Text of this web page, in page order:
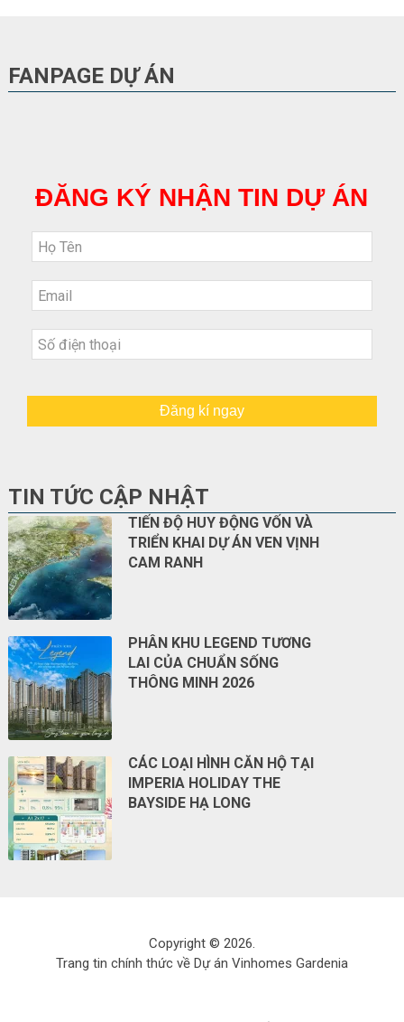
FANPAGE DỰ ÁN
ĐĂNG KÝ NHẬN TIN DỰ ÁN
Đăng kí ngay
TIN TỨC CẬP NHẬT
TIẾN ĐỘ HUY ĐỘNG VỐN VÀ
TRIỂN KHAI DỰ ÁN VEN VỊNH
CAM RANH
PHÂN KHU LEGEND TƯƠNG
LAI CỦA CHUẨN SỐNG
THÔNG MINH 2026
CÁC LOẠI HÌNH CĂN HỘ TẠI
IMPERIA HOLIDAY THE
BAYSIDE HẠ LONG
Copyright © 2026.
Trang tin chính thức về Dự án Vinhomes Gardenia